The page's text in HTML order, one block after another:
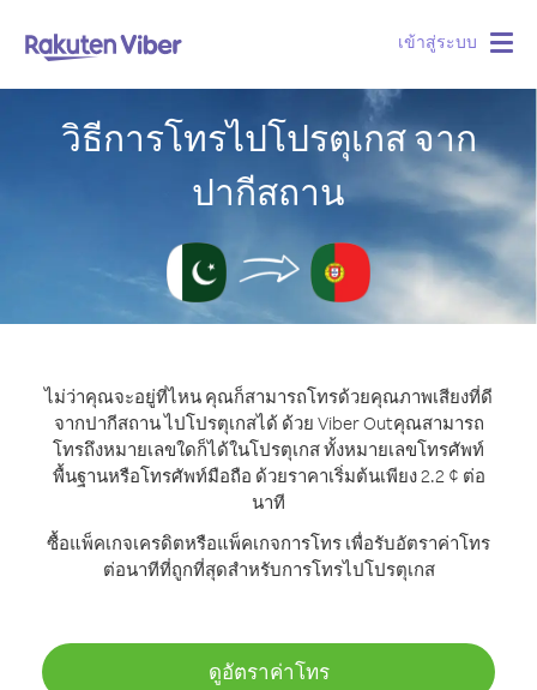
เข้าสู่ระบบ
วิธีการโทรไปโปรตุเกส จาก
ปากีสถาน
ไม่ว่าคุณจะอยู่ที่ไหน คุณก็สามารถโทรด้วยคุณภาพเสียงที่ดี
จากปากีสถาน ไปโปรตุเกสได้ ด้วย Viber Outคุณสามารถ
โทรถึงหมายเลขใดก็ได้ในโปรตุเกส ทั้งหมายเลขโทรศัพท์
พื้นฐานหรือโทรศัพท์มือถือ ด้วยราคาเริ่มต้นเพียง 2.2 ¢ ต่อ
นาที
ซื้อแพ็คเกจเครดิตหรือแพ็คเกจการโทร เพื่อรับอัตราค่าโทร
ต่อนาทีที่ถูกที่สุดสำหรับการโทรไปโปรตุเกส
ดูอัตราค่าโทร